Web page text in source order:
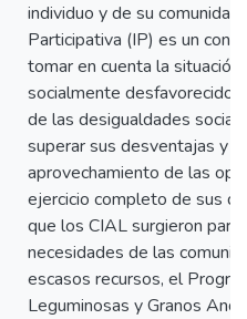
individuo y de su
Participativa (IP) es un
tomar en cuenta la
socialmente
de las desigualdades
superar sus desventajas y
aprovechamiento de las
ejercicio completo de sus
que los CIAL surgieron
necesidades de las
escasos recursos, el
Leguminosas y Granos